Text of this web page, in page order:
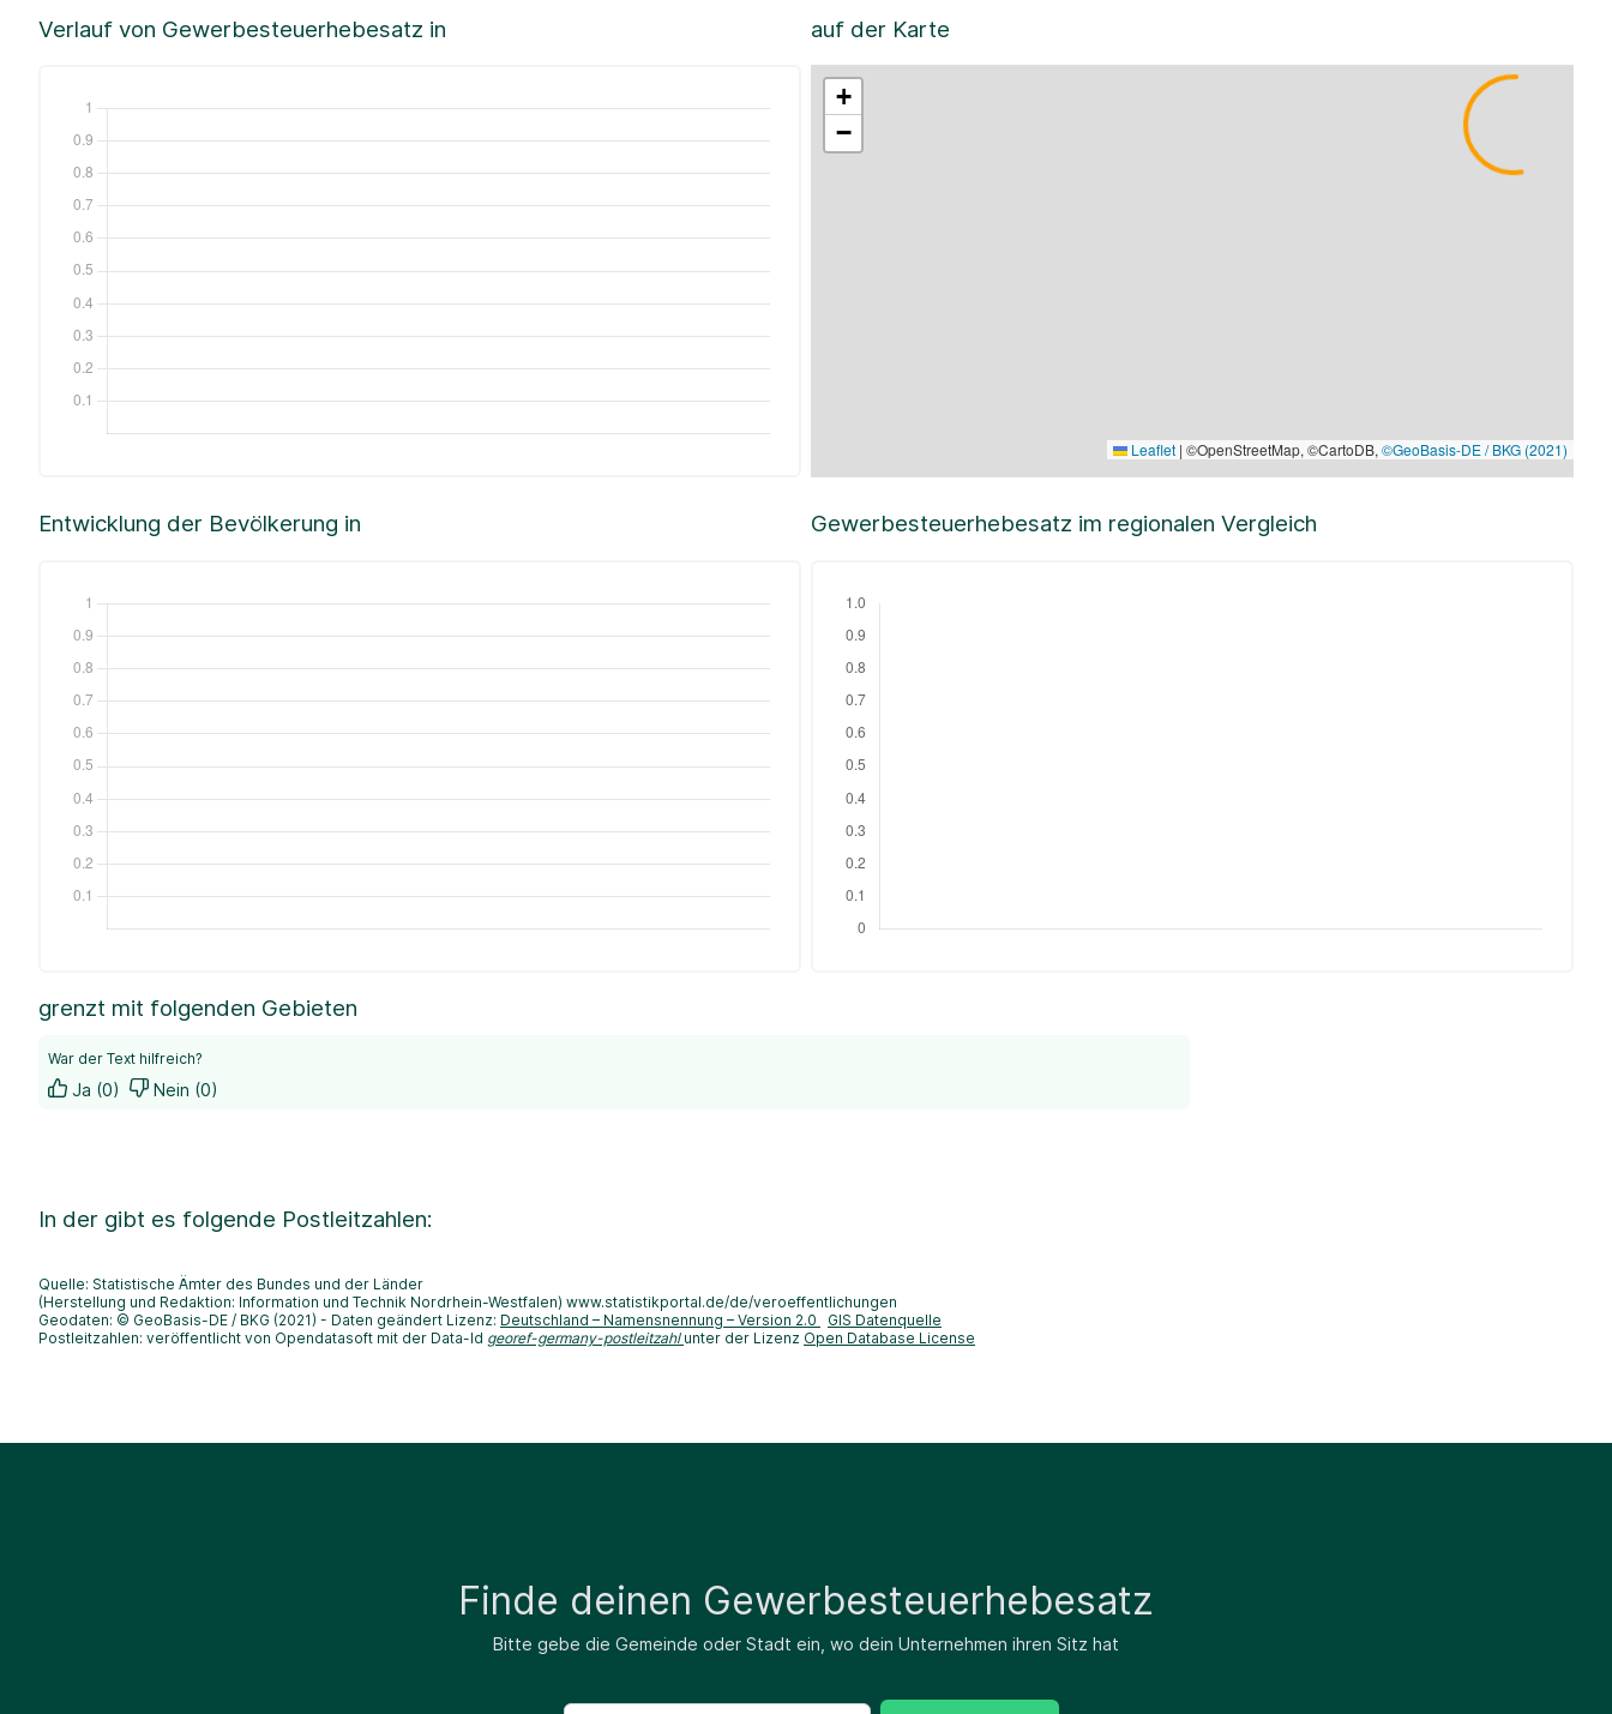
Verlauf von Gewerbesteuerhebesatz in auf der Karte
+
−
Leaflet | ©OpenStreetMap, ©CartoDB, ©GeoBasis-DE / BKG (2021)
Entwicklung der Bevölkerung in Gewerbesteuerhebesatz im regionalen Vergleich
grenzt mit folgenden Gebieten
War der Text hilfreich?
Ja (0) Nein (0)
In der gibt es folgende Postleitzahlen:
Quelle: Statistische Ämter des Bundes und der Länder
(Herstellung und Redaktion: Information und Technik Nordrhein-Westfalen) www.statistikportal.de/de/veroeffentlichungen
Geodaten: © GeoBasis-DE / BKG (2021) - Daten geändert Lizenz: Deutschland – Namensnennung – Version 2.0
GIS Datenquelle
Postleitzahlen: veröffentlicht von Opendatasoft mit der Data-Id georef-germany-postleitzahl unter der Lizenz Open Database License
Finde deinen Gewerbesteuerhebesatz
Bitte gebe die Gemeinde oder Stadt ein, wo dein Unternehmen ihren Sitz hat